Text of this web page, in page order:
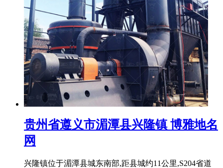
贵州省遵义市湄潭县兴隆镇 博雅地名
网
兴隆镇位于湄潭县城东南部,距县城约11公里,S204省道